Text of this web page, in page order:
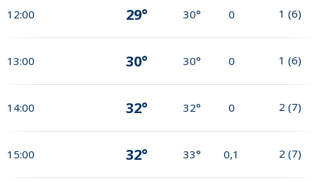
12:00 29° 30° 0 1 (6)
13:00 30° 30° 0 1 (6)
14:00 32° 32° 0 2 (7)
15:00 32° 33° 0,1 2 (7)